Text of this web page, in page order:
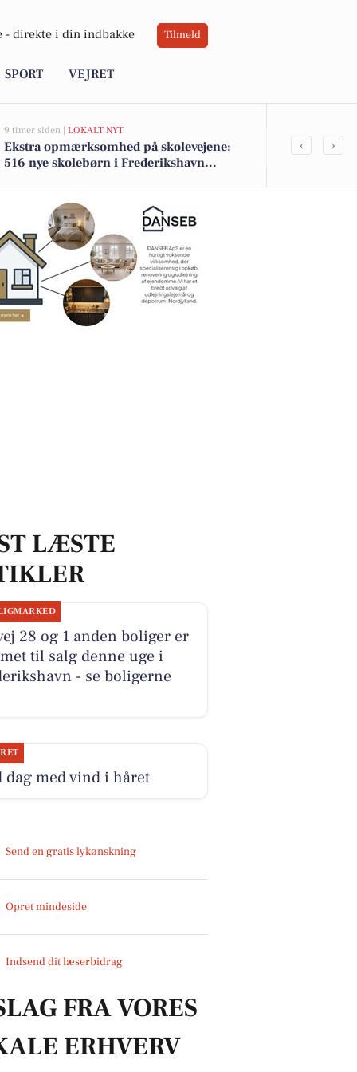
- direkte i din indbakke Tilmeld
SPORT VEJRET
9 timer siden | LOKALT NYT
Ekstra opmærksomhed på skolevejene:
516 nye skolebørn i Frederikshavn
Mild dag
‹ ›
LÆSTE
28 og 1 anden boliger er
til salg denne uge i
- se boligerne
dag med vind i håret
Send en gratis lykønskning
Opret mindeside
Indsend dit læserbidrag
FRA VORES
ERHVERV